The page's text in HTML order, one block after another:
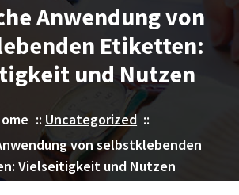
Anwendung von
Etiketten:
und Nutzen
:: Uncategorized::
von selbstklebenden
Vielseitigkeit und Nutzen